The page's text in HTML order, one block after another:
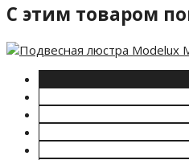
C этим товаром